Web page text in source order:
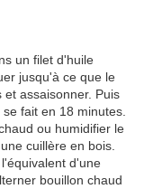
un filet d'huile
jusqu'à ce que le
et assaisonner. Puis
fait en 18 minutes.
ou humidifier le
cuillère en bois.
d'une
bouillon chaud